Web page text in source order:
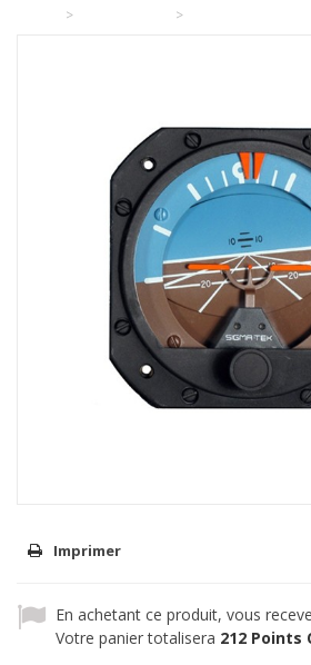
>
>
Imprimer
En achetant ce produit, vous
Votre panier totalisera 212 Points